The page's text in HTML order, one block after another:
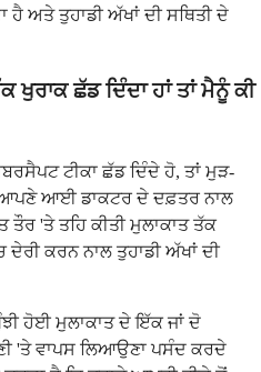
ਅਤੇ ਤੁਹਾਡੀ ਅੱਖਾਂ ਦੀ ਸਥਿਤੀ ਦੇ
ਛੱਡ ਦਿੰਦਾ ਹਾਂ ਤਾਂ ਮੈਨੂੰ ਕੀ
ਟੀਕਾ ਛੱਡ ਦਿੰਦੇ ਹੋ, ਤਾਂ ਮੁੜ-
ਆਪਣੇ ਆਈ ਡਾਕਟਰ ਦੇ ਦਫ਼ਤਰ ਨਾਲ
'ਤੇ ਤਹਿ ਕੀਤੀ ਮੁਲਾਕਾਤ ਤੱਕ
ਕਰਨ ਨਾਲ ਤੁਹਾਡੀ ਅੱਖਾਂ ਦੀ
ਹੋਈ ਮੁਲਾਕਾਤ ਦੇ ਇੱਕ ਜਾਂ ਦੋ
'ਤੇ ਵਾਪਸ ਲਿਆਉਣਾ ਪਸੰਦ ਕਰਦੇ